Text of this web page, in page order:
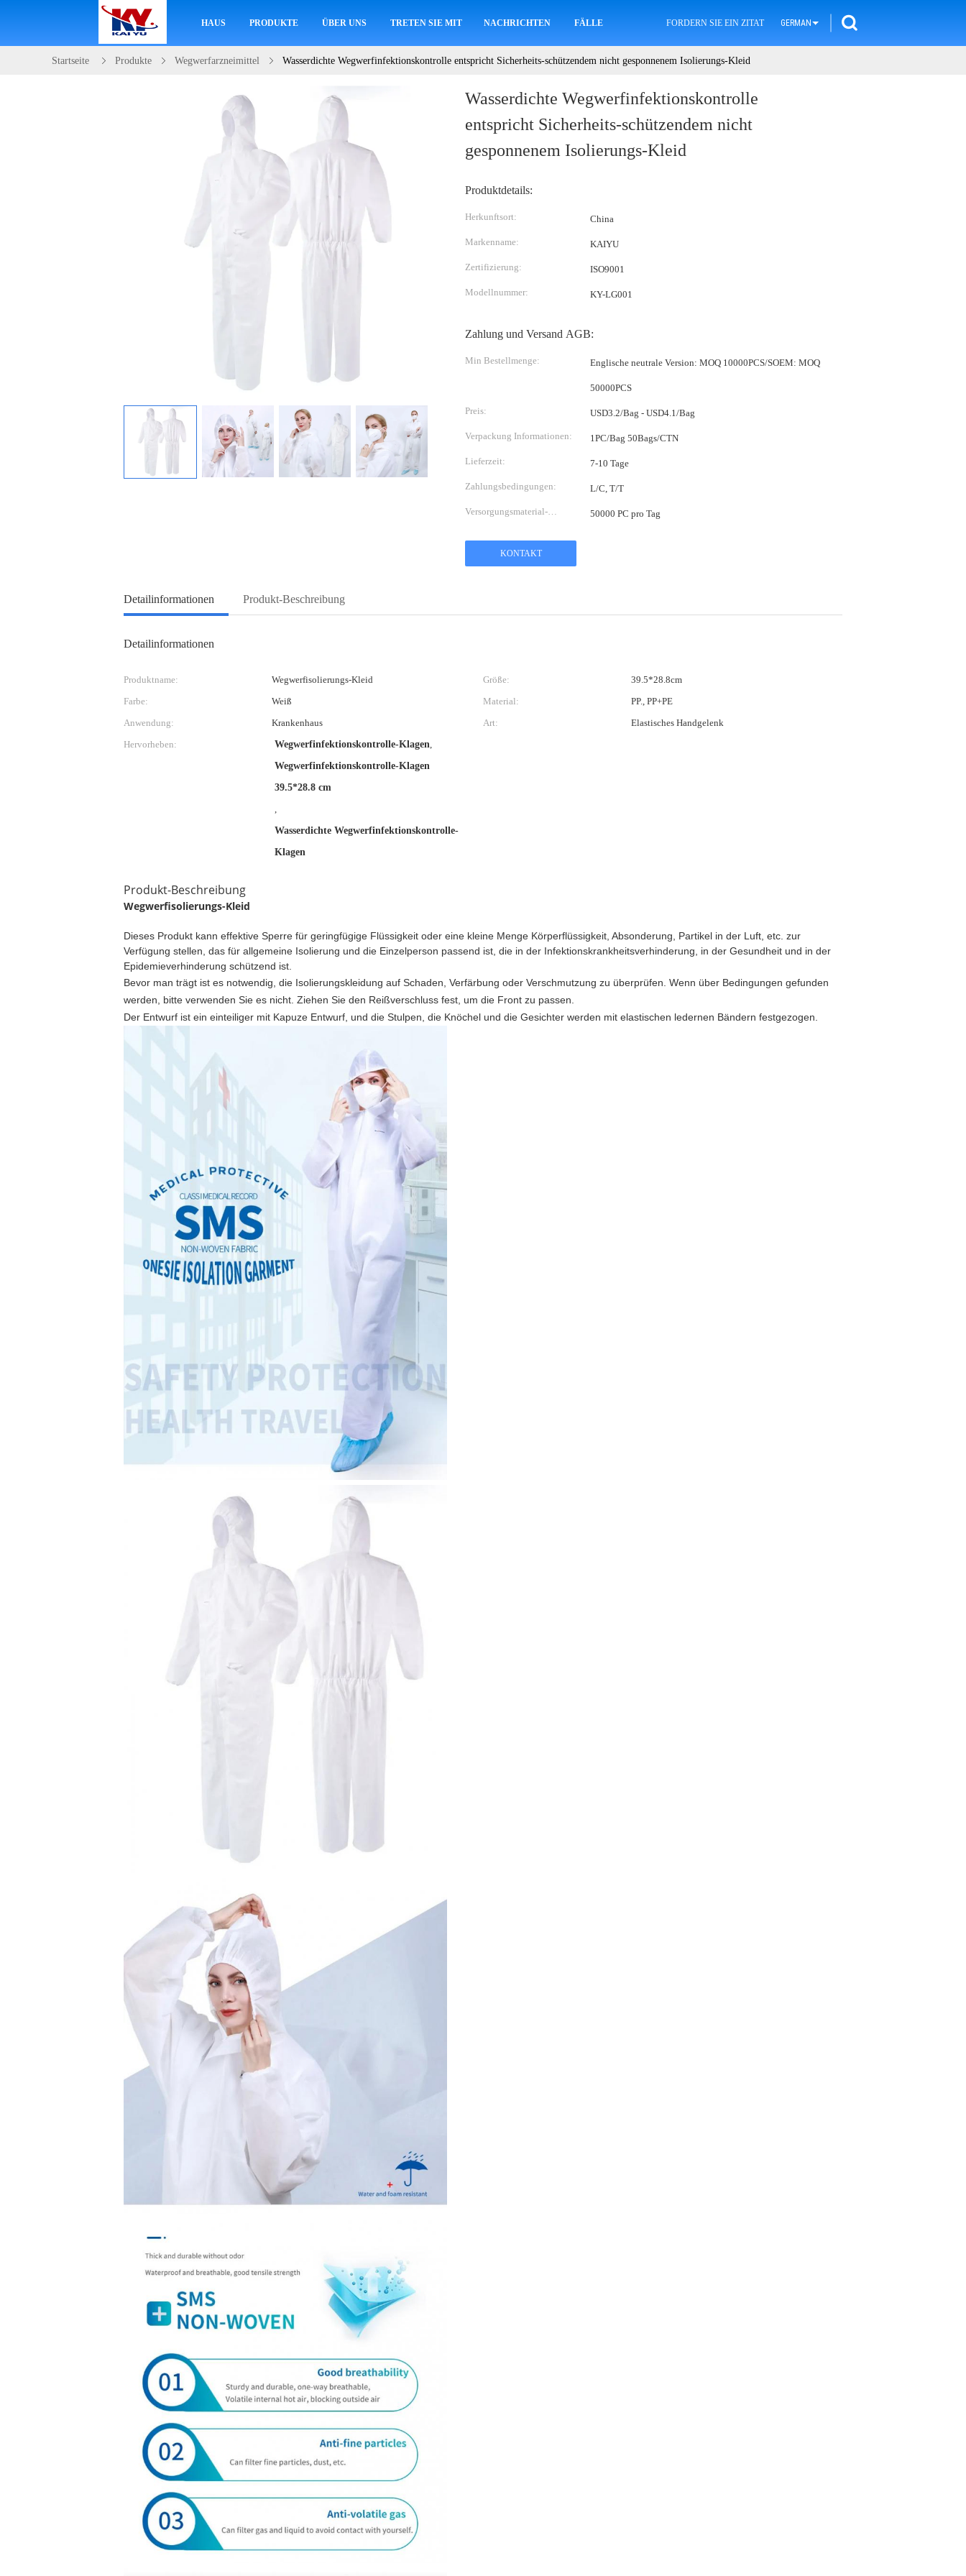
HAUS PRODUKTE ÜBER UNS TRETEN SIE MIT UNS IN VERBINDUNG
NACHRICHTEN FÄLLE FORDERN SIE EIN ZITAT GERMAN
Startseite Produkte Wegwerfarzneimittel Wasserdichte Wegwerfinfektionskontrolle entspricht Sicherheits-schützendem nicht gesponnenem Isolierungs-Kleid
Wasserdichte Wegwerfinfektionskontrolle
entspricht Sicherheits-schützendem nicht
gesponnenem Isolierungs-Kleid
Produktdetails:
Herkunftsort: China
Markenname: KAIYU
Zertifizierung: ISO9001
Modellnummer: KY-LG001
Zahlung und Versand AGB:
Min Bestellmenge: Englische neutrale Version: MOQ 10000PCS/SOEM: MOQ
50000PCS
Preis: USD3.2/Bag - USD4.1/Bag
Verpackung Informationen: 1PC/Bag 50Bags/CTN
Lieferzeit: 7-10 Tage
Zahlungsbedingungen: L/C, T/T
Versorgungsmaterial-
50000 PC pro Tag
KONTAKT
Detailinformationen Produkt-Beschreibung
Detailinformationen
Produktname: Wegwerfisolierungs-Kleid Größe:
39.5*28.8cm
Farbe:
Weiß Material:
PP., PP+PE
Anwendung:
Krankenhaus Art:
Elastisches Handgelenk
Hervorheben:
Wegwerfinfektionskontrolle-Klagen,
Wegwerfinfektionskontrolle-Klagen
39.5*28.8 cm
,
Wasserdichte Wegwerfinfektionskontrolle-
Klagen
Produkt-Beschreibung
Wegwerfisolierungs-Kleid
Dieses Produkt kann effektive Sperre für geringfügige Flüssigkeit oder eine kleine Menge Körperflüssigkeit, Absonderung, Partikel in der Luft, etc. zur
Verfügung stellen, das für allgemeine Isolierung und die Einzelperson passend ist, die in der Infektionskrankheitsverhinderung, in der Gesundheit und in der
Epidemieverhinderung schützend ist.
Bevor man trägt ist es notwendig, die Isolierungskleidung auf Schaden, Verfärbung oder Verschmutzung zu überprüfen. Wenn über Bedingungen gefunden
werden, bitte verwenden Sie es nicht. Ziehen Sie den Reißverschluss fest, um die Front zu passen.
Der Entwurf ist ein einteiliger mit Kapuze Entwurf, und die Stulpen, die Knöchel und die Gesichter werden mit elastischen ledernen Bändern festgezogen.